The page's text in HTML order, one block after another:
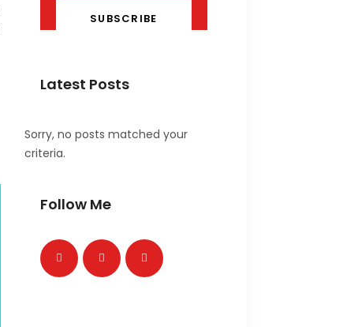
Latest Posts
Sorry, no posts matched your
criteria.
Follow Me